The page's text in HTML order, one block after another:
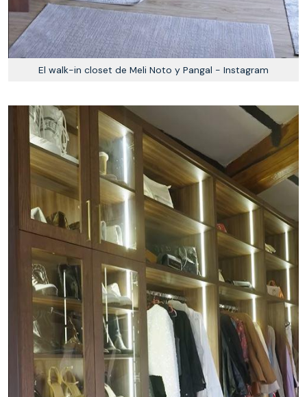
El walk-in closet de Meli Noto y Pangal - Instagram